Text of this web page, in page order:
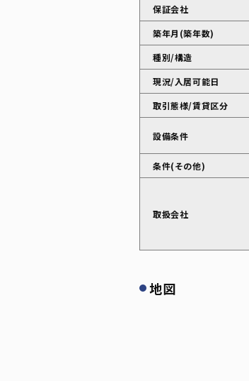
保証会社
築年月(築年数)
種別/構造
現況/入居可能日
取引態様/賃貸区分
設備条件
条件(その他)
取扱会社
地図